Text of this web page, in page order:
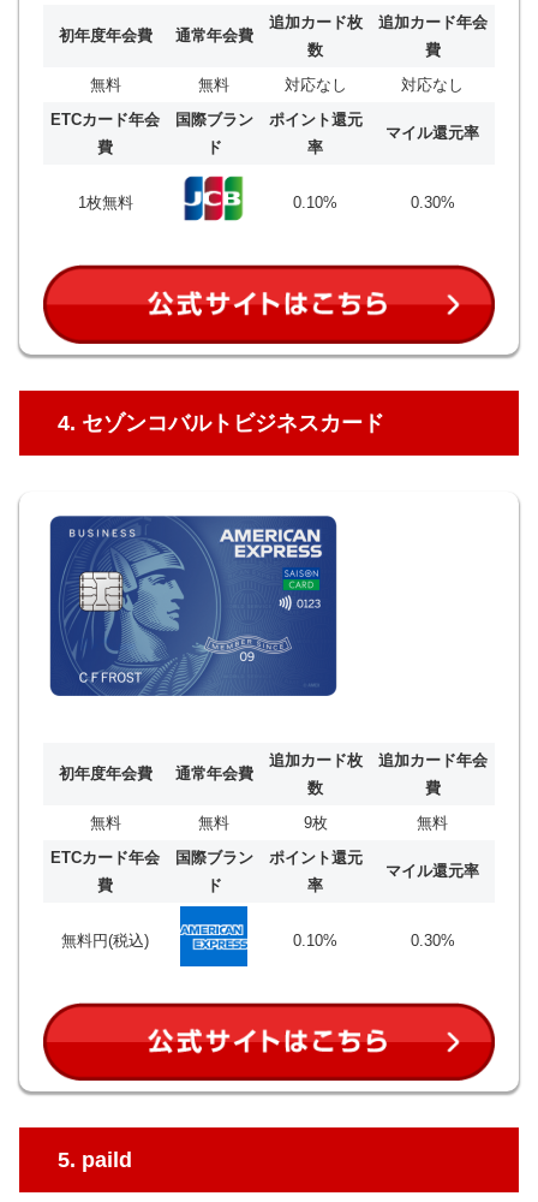
初年度年会費 通常年会費
追加カード枚
数
追加カード年会
費
無料
無料 対応なし
対応なし
ETCカード年会
費
国際ブラン
ド
ポイント還元
率
マイル還元率
1枚無料 0.10% 0.30%
4. セゾンコバルトビジネスカード
初年度年会費 通常年会費
追加カード枚
数
追加カード年会
費
無料
無料 9枚
無料
ETCカード年会
費
国際ブラン
ド
ポイント還元
率
マイル還元率
無料円(税込) 0.10% 0.30%
5. paild